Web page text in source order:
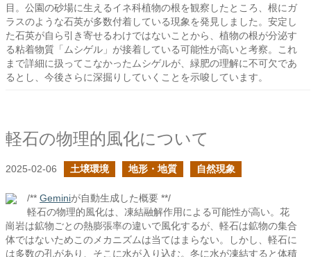
目。公園の砂場に生えるイネ科植物の根を観察したところ、根にガ
ラスのような石英が多数付着している現象を発見しました。安定し
た石英が自ら引き寄せるわけではないことから、植物の根が分泌す
る粘着物質「ムシゲル」が接着している可能性が高いと考察。これ
まで詳細に扱ってこなかったムシゲルが、緑肥の理解に不可欠であ
るとし、今後さらに深掘りしていくことを示唆しています。
軽石の物理的風化について
2025-02-06 土壌環境 地形・地質 自然現象
/** Geminiが自動生成した概要 **/
軽石の物理的風化は、凍結融解作用による可能性が高い。花
崗岩は鉱物ごとの熱膨張率の違いで風化するが、軽石は鉱物の集合
体ではないためこのメカニズムは当てはまらない。しかし、軽石に
は多数の孔があり、そこに水が入り込む。冬に水が凍結すると体積